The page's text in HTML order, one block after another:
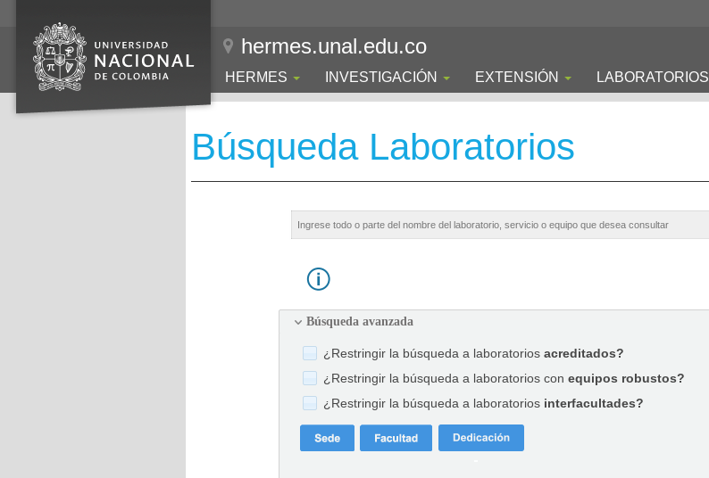
hermes.unal.edu.co
HERMES INVESTIGACIÓN EXTENSIÓN LABORATORIOS
Búsqueda Laboratorios
Búsqueda avanzada
¿Restringir la búsqueda a laboratorios acreditados?
¿Restringir la búsqueda a laboratorios con equipos robustos?
¿Restringir la búsqueda a laboratorios interfacultades?